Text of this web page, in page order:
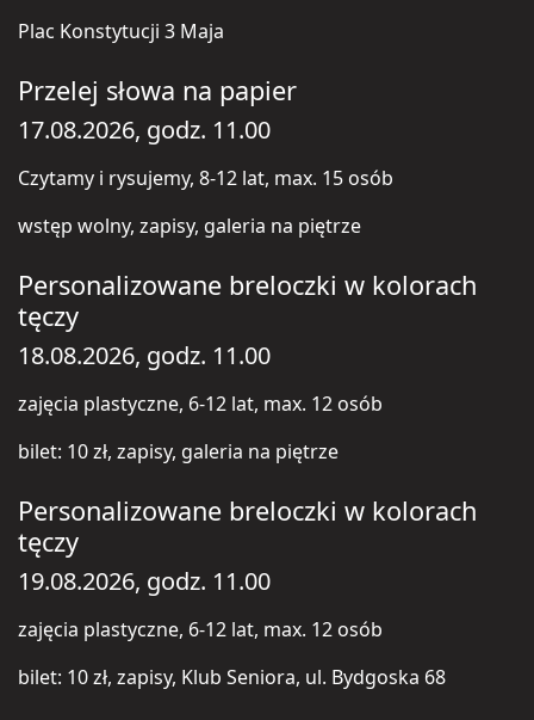
Plac Konstytucji 3 Maja
Przelej słowa na papier
17.08.2026, godz. 11.00
Czytamy i rysujemy, 8-12 lat, max. 15 osób
wstęp wolny, zapisy, galeria na piętrze
Personalizowane breloczki w kolorach
tęczy
18.08.2026, godz. 11.00
zajęcia plastyczne, 6-12 lat, max. 12 osób
bilet: 10 zł, zapisy, galeria na piętrze
Personalizowane breloczki w kolorach
tęczy
19.08.2026, godz. 11.00
zajęcia plastyczne, 6-12 lat, max. 12 osób
bilet: 10 zł, zapisy, Klub Seniora, ul. Bydgoska 68